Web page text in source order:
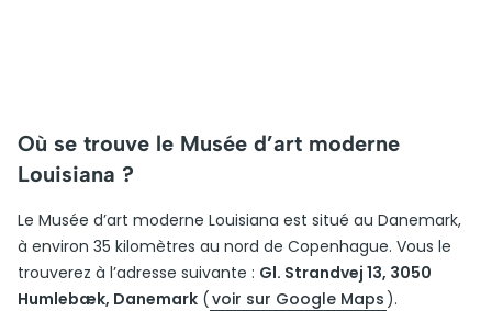
Où se trouve le Musée d’art moderne
Louisiana ?
Le Musée d’art moderne Louisiana est situé au Danemark,
à environ 35 kilomètres au nord de Copenhague. Vous le
trouverez à l’adresse suivante : Gl. Strandvej 13, 3050
Humlebæk, Danemark (voir sur Google Maps ).